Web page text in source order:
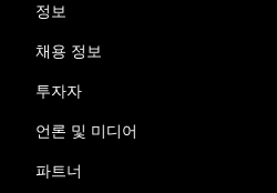
정보
채용 정보
투자자
언론 및 미디어
파트너